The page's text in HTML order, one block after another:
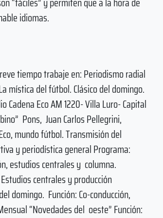
idiomas.
tiempo trabaje en: Periodismo radial
mística del fútbol. Clásico del domingo.
Cadena Eco AM 1220- Villa Luro- Capital
Pons, Juan Carlos Pellegrini,
mundo fútbol. Transmisión del
y periodística general Programa:
estudios centrales y columna.
centrales y producción
domingo. Función: Co-conducción,
“Novedades del oeste” Función: